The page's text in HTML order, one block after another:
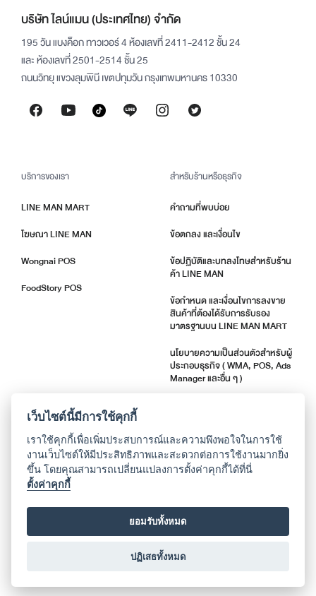
บริษัท ไลน์แมน (ประเทศไทย) จำกัด
195 วัน แบงค็อก ทาวเวอร์ 4 ห้องเลขที่ 2411-2412 ชั้น 24
และ ห้องเลขที่ 2501-2514 ชั้น 25
ถนนวิทยุ แขวงลุมพินี เขตปทุมวัน กรุงเทพมหานคร 10330
บริการของเรา
LINE MAN MART
โฆษณา LINE MAN
Wongnai POS
FoodStory POS
สำหรับร้านหรือธุรกิจ
คำถามที่พบบ่อย
ข้อตกลง และเงื่อนไข
ข้อปฏิบัติและบทลงโทษสำหรับร้าน
ค้า LINE MAN
ข้อกำหนด และเงื่อนไขการลงขาย
สินค้าที่ต้องได้รับการรับรอง
มาตรฐานบน LINE MAN MART
นโยบายความเป็นส่วนตัวสำหรับผู้
ประกอบธุรกิจ ( WMA, POS, Ads
Manager และอื่น ๆ )
แจ้งอัปเดตแอปพลิเคชัน
เกี่ยวกับเรา
ติดต่อศูนย์ช่วยเหลือ
ประวัติบริษัท
เว็บไซต์นี้มีการใช้คุกกี้
เราใช้คุกกี้เพื่อเพิ่มประสบการณ์และความพึงพอใจในการใช้
งานเว็บไซต์ให้มีประสิทธิภาพและสะดวกต่อการใช้งานมากยิ่ง
ขึ้น โดยคุณสามารถเปลี่ยนแปลงการตั้งค่าคุกกี้ได้ที่นี่
ตั้งค่าคุกกี้
ยอมรับทั้งหมด
ปฏิเสธทั้งหมด